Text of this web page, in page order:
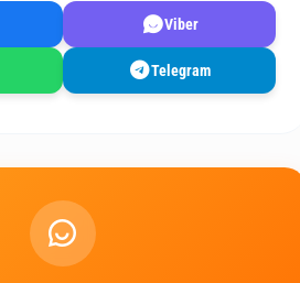
Viber
Telegram